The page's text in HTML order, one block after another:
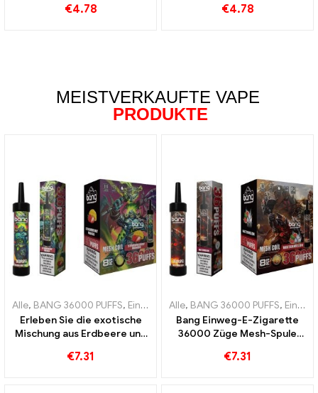
Triple Berry Ice
€4.78
für erfrischenden
€4.78
MEISTVERKAUFTE VAPE
PRODUKTE
Alle, BANG 36000 PUFFS, Einweg E-Zigaretten ,Einweg-E-
Erleben Sie die exotische
Mischung aus Erdbeere und
Einweg-E-Zigarette mit
€7.31
Alle, BANG 36000 PUFFS, Einweg E-Zigaretten
Bang Einweg-E-Zigarette
36000 Züge Mesh-Spule
Wassermelonen Erlebnis
€7.31